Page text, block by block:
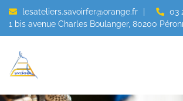
lesateliers.savoirfer@orange.fr 03
1 bis avenue Charles Boulanger, 80200